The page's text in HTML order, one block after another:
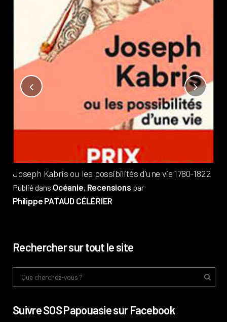
Joseph Kabris ou les possibilités d’une vie 1780-1822
Publié dans Océanie, Recensions par
Philippe PATAUD CÉLÉRIER
Rechercher sur tout le site
Suivre SOS Papouasie sur Facebook